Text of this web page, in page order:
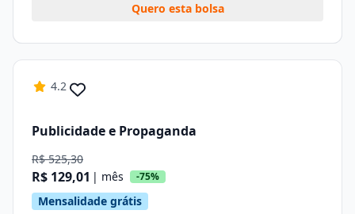
Quero esta bolsa
4.2
Publicidade e Propaganda
R$ 525,30
R$ 129,01 | mês -75%
Mensalidade grátis